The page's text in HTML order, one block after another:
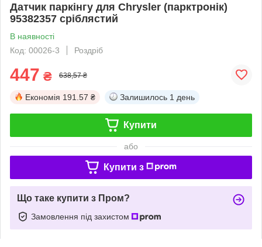
Датчик паркінгу для Chrysler (парктронік)
95382357 сріблястий
В наявності
Код: 00026-3
Роздріб
447 ₴ 638,57 ₴
Економія 191.57 ₴ Залишилось 1 день
Купити
або
Купити з
Що таке купити з Пром?
Замовлення під захистом